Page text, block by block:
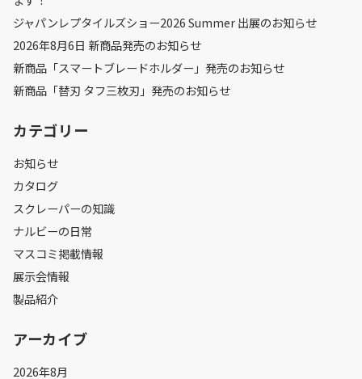
ジャパンレプタイルズショー2026 Summer 出展のお知らせ
2026年8月6日 新商品発売のお知らせ
新商品「スマートブレードホルダー」発売のお知らせ
新商品「替刃 タフ三枚刃」発売のお知らせ
カテゴリー
お知らせ
カタログ
スクレーパーの知識
ナルビーの日常
マスコミ掲載情報
展示会情報
製品紹介
アーカイブ
2026年8月